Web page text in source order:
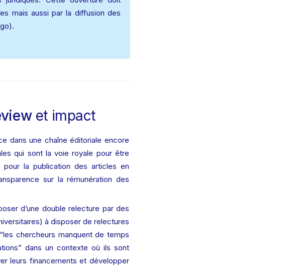
mais aussi par la diffusion des
et impact
dans une chaîne éditoriale encore
qui sont la voie royale pour être
pour la publication des articles en
sur la rémunération des
d’une double relecture par des
à disposer de relectures
chercheurs manquent de temps
dans un contexte où ils sont
leurs financements et développer